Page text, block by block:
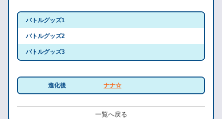
バトルグッズ1
バトルグッズ2
バトルグッズ3
進化後 ナナ☆
一覧へ戻る